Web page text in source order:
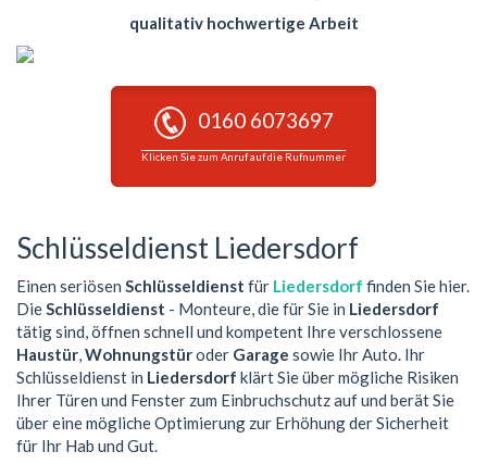
qualitativ hochwertige Arbeit
0160 6073697
Klicken Sie zum Anruf auf die Rufnummer
Schlüsseldienst Liedersdorf
Einen seriösen Schlüsseldienst für Liedersdorf finden Sie hier.
DieSchlüsseldienst - Monteure, die für Sie in Liedersdorf
tätig sind, öffnen schnell und kompetent Ihre verschlossene
Haustür,Wohnungstüroder Garage sowie Ihr Auto. Ihr
Schlüsseldienst in Liedersdorf klärt Sie über mögliche Risiken
Ihrer Türen und Fenster zum Einbruchschutz auf und berät Sie
über eine mögliche Optimierung zur Erhöhung der Sicherheit
für Ihr Hab und Gut.